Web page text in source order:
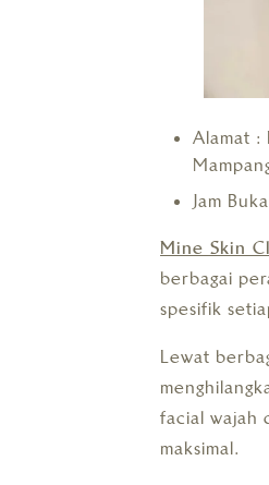
Alamat :
Jam
Mine Skin
berbagai
spesifik
Lewat
facial wajah
maksimal.